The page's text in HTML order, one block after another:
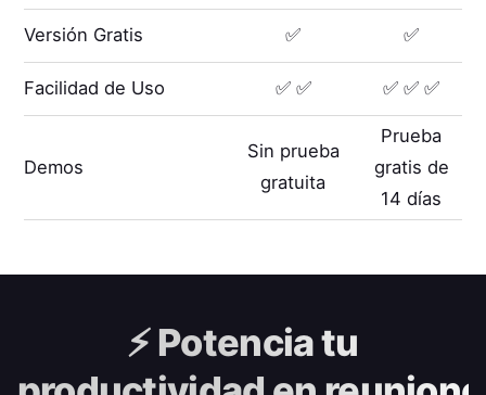
Versión Gratis ✅ ✅
Facilidad de Uso ✅ ✅ ✅ ✅ ✅
Demos
Sin prueba
gratuita
Prueba
gratis de
14 días
⚡️Potencia tu